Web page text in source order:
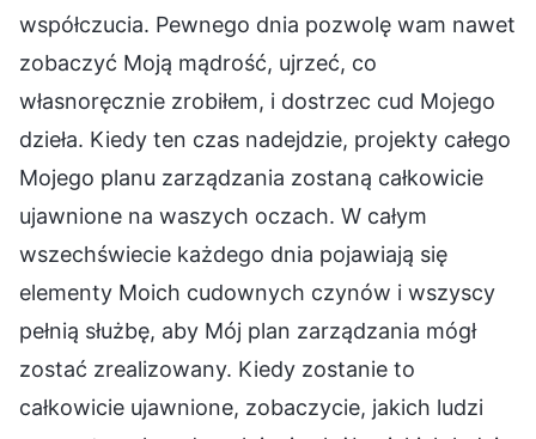
współczucia. Pewnego dnia pozwolę wam nawet
zobaczyć Moją mądrość, ujrzeć, co
własnoręcznie zrobiłem, i dostrzec cud Mojego
dzieła. Kiedy ten czas nadejdzie, projekty całego
Mojego planu zarządzania zostaną całkowicie
ujawnione na waszych oczach. W całym
wszechświecie każdego dnia pojawiają się
elementy Moich cudownych czynów i wszyscy
pełnią służbę, aby Mój plan zarządzania mógł
zostać zrealizowany. Kiedy zostanie to
całkowicie ujawnione, zobaczycie, jakich ludzi